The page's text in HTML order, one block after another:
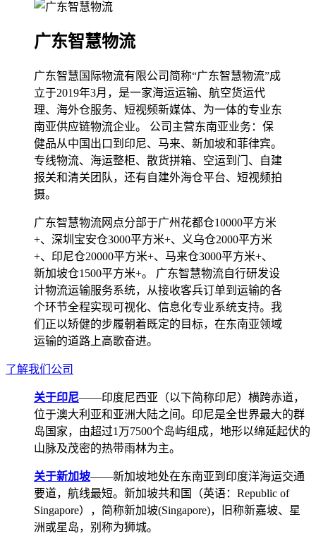
广东智慧物流
广东智慧国际物流有限公司简称“广东智慧物流”成
立于2019年3月，是一家海运运输、航空货运代
理、海外仓服务、短视频新媒体、为一体的专业东
南亚供应链物流企业。 公司主营东南亚业务：保
健品从中国出口到印尼、马来、新加坡和菲律宾。
专线物流、海运整柜、散货拼箱、空运到门、自建
报关和清关团队，还有自建外海仓平台、短视频拍
摄。
广东智慧物流网点分部于广州花都仓10000平方米
+、深圳宝安仓3000平方米+、义乌仓2000平方米
+、印尼仓20000平方米+、马来仓3000平方米+、
新加坡仓1500平方米+。 广东智慧物流自行研发设
计物流运输服务系统，从接收客兵订单到运输的各
个环节全程实现可视化、信息化专业系统支持。我
们正以矫健的步履朝着既定的目标，在东南亚领域
运输的道路上高歌奋进。
了解我们公司
关于印尼——印度尼西亚（以下简称印尼）横跨赤道，
位于澳大利亚和亚洲大陆之间。印尼是全世界最大的群
岛国家，由超过1万7500个岛屿组成，地形以绵延起伏的
山脉及茂密的热带雨林为主。
关于新加坡——新加坡地处在东南亚到印度洋海运交通
要道，航线最短。新加坡共和国（英语：Republic of
Singapore），简称新加坡(Singapore)，旧称新嘉坡、星
洲或星岛，别称为狮城。